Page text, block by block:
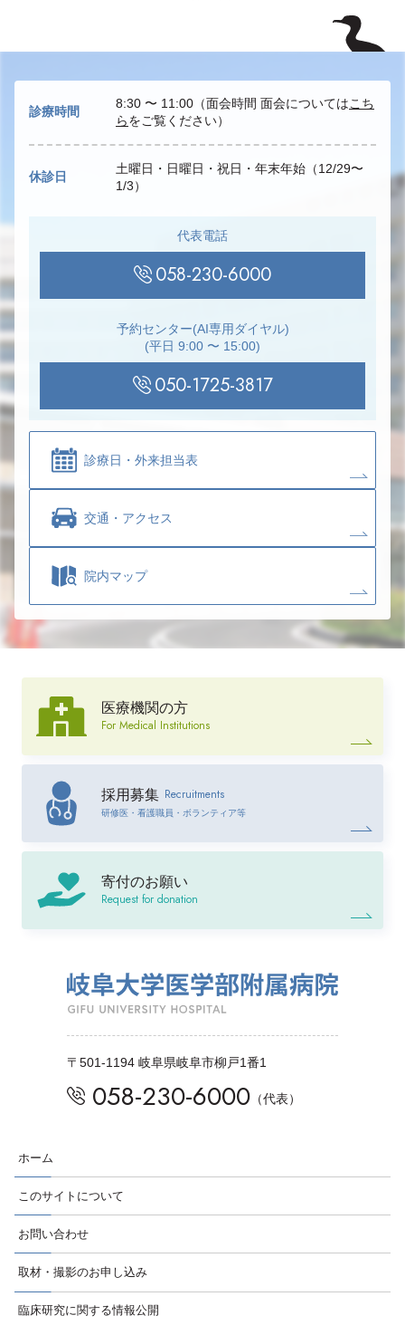
診療時間
8:30 〜 11:00 （面会時間 面会についてはこち
らをご覧ください）
休診日
土曜日・日曜日・祝日・年末年始（12/29〜
1/3）
058-230-6000
代表電話
050-1725-3817
予約センター(AI専用ダイヤル)
(平日 9:00 〜 15:00)
診療日・ 外来担当表
交通・ アクセス
院内マップ
医療機関の方
For Medical Institutions
採用募集 Recruitments
研修医・看護職員・ボランティア等
寄付のお願い
Request for donation
〒501-1194 岐阜県岐阜市柳戸1番1
058-230-6000 （代表）
ホーム
このサイトについて
お問い合わせ
取材・撮影のお申し込み
臨床研究に関する情報公開